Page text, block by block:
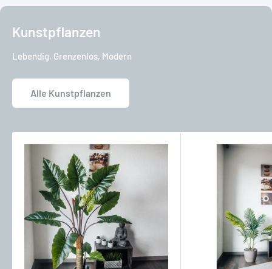
Kunstpflanzen
Lebendig, Grenzenlos, Modern
Alle Kunstpflanzen